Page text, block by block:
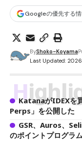
Googleの優先する
Last Updated:
ByShoko-Koyama
KatanaがIDEXを
Perps」を公開した
GSR、Auros、
のポイントプログラ